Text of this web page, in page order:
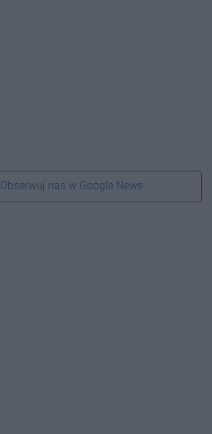
Obserwuj nas w Google News